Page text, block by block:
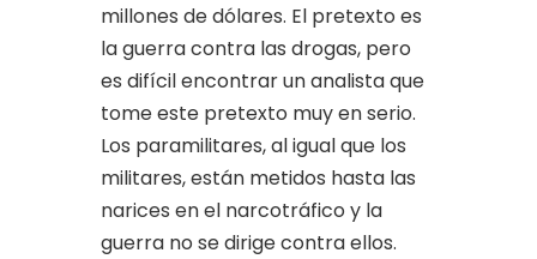
millones de dólares. El pretexto es
la guerra contra las drogas, pero
es difícil encontrar un analista que
tome este pretexto muy en serio.
Los paramilitares, al igual que los
militares, están metidos hasta las
narices en el narcotráfico y la
guerra no se dirige contra ellos.